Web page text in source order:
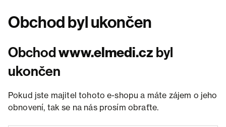
Obchod byl ukončen
Obchodwww.elmedi.cz byl
ukončen
Pokud jste majitel tohoto e-shopu a máte zájem o jeho
obnovení, tak se na nás prosím obraťte.